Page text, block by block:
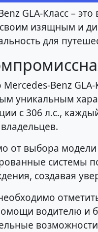
GLA-Класс –
изящным и
для
Mercedes-Benz
уникальным
с 306 л.с.,
от выбора
системы
создавая
водителю и